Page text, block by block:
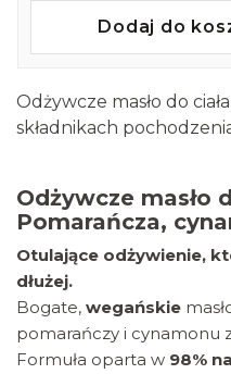
Odżywcze masło do
składnikach
Odżywcze masło
Pomarańcza,
Otulające odżywienie,
dłużej.
Bogate, wegańskie
pomarańczy i cynamonu
Formuła oparta w 98%
Dodaj do